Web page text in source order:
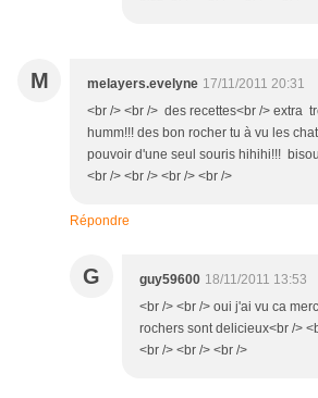
M melayers.evelyne 17/11/2011 20:31
<br /> <br /> des recettes<br /> extra
humm!!! des bon rocher tu à vu les
pouvoir d'une seul souris hihihi!!!
<br /> <br /> <br /> <br />
Répondre
G guy59600 18/11/2011 13:53
<br /> <br /> oui j'ai vu ca
rochers sont delicieux<br />
<br /> <br /> <br />